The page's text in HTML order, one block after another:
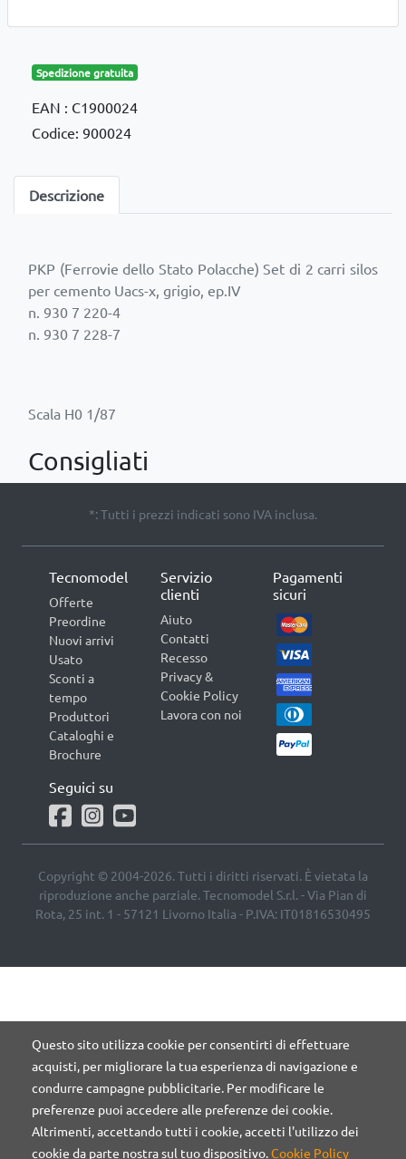
Spedizione gratuita
EAN : C1900024
Codice: 900024
Descrizione
PKP (Ferrovie dello Stato Polacche) Set di 2 carri silos
per cemento Uacs-x, grigio, ep.IV
n. 930 7 220-4
n. 930 7 228-7
Consigliati
*: Tutti i prezzi indicati sono IVA inclusa.
Tecnomodel
Offerte
Preordine
Nuovi arrivi
Usato
Sconti a
tempo
Produttori
Cataloghi e
Brochure
Servizio
clienti
Aiuto
Contatti
Recesso
Privacy &
Cookie Policy
Lavora con noi
Pagamenti
sicuri
Seguici su
Copyright © 2004-2026. Tutti i diritti riservati. È vietata la
riproduzione anche parziale. Tecnomodel S.r.l. - Via Pian di
Rota, 25 int. 1 - 57121 Livorno Italia - P.IVA: IT01816530495
Questo sito utilizza cookie per consentirti di effettuare
acquisti, per migliorare la tua esperienza di navigazione e
condurre campagne pubblicitarie. Per modificare le
preferenze puoi accedere alle preferenze dei cookie.
Altrimenti, accettando tutti i cookie, accetti l'utilizzo dei
cookie da parte nostra sul tuo dispositivo.Cookie Policy